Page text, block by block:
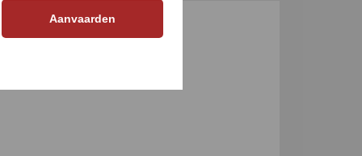
Aanvaarden